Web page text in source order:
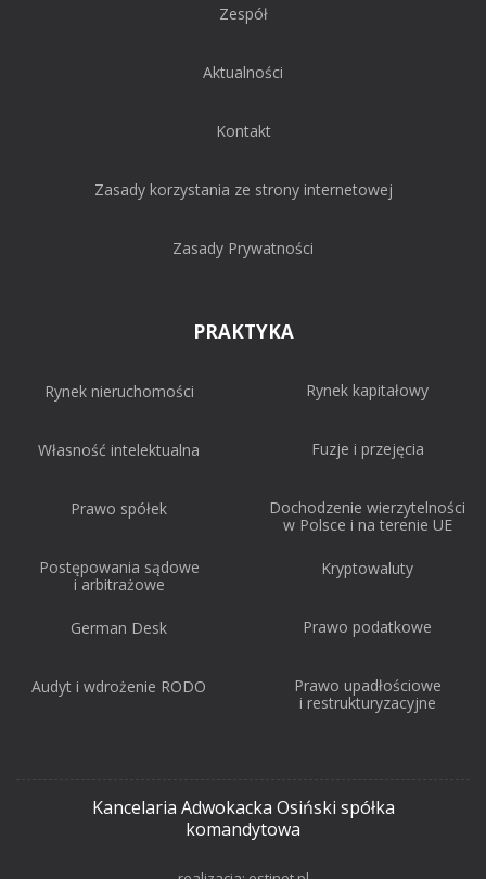
Zespół
Aktualności
Kontakt
Zasady korzystania ze strony internetowej
Zasady Prywatności
PRAKTYKA
Rynek nieruchomości
Własność intelektualna
Prawo spółek
Postępowania sądowe
i arbitrażowe
German Desk
Audyt i wdrożenie RODO
Rynek kapitałowy
Fuzje i przejęcia
Dochodzenie wierzytelności
w Polsce i na terenie UE
Kryptowaluty
Prawo podatkowe
Prawo upadłościowe
i restrukturyzacyjne
Kancelaria Adwokacka Osiński spółka
komandytowa